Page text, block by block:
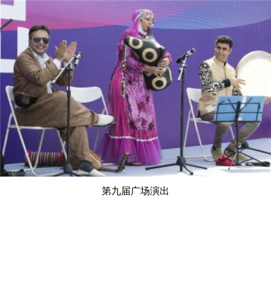
第九届广场演出